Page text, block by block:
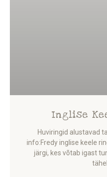
Inglise
Huviringid alustavad
info:Fredy inglise keele
järgi, kes võtab igast